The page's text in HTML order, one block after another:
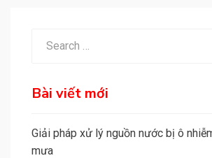
a
i
v
Bài viết mới
Giải pháp xử lý nguồn nước bị ô
mưa